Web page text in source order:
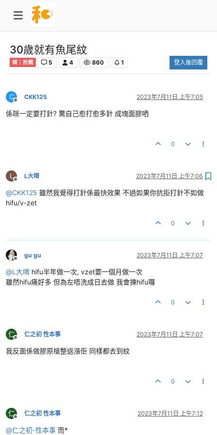
30歲就有魚尾紋
傾｜扮靚 5 4 860 1 登入後回覆
C
離線
CKK125 2023年7月11日 上午7:05
係咪一定要打針? 驚自己愈打愈多針 成塊面膠哂
0
L
離線
L大唷 2023年7月11日 上午7:06
@CKK125 雖然我覺得打針係最快效果 不過如果你抗拒打針不如做
hifu/v-zet
0
離線
gu gu 2023年7月11日 上午7:07
@L大唷 hifu半年做一次, vzet要一個月做一次
雖然hifu痛好多 但為左唔洗成日去做 我會揀hifu囉
0
仁
離線
仁之初 性本事 2023年7月11日 上午7:07
我反面係做膠原槍整返漲佢 同樣都去到紋
0
仁
離線
仁之初 性本事 2023年7月11日 上午7:12
@仁之初-性本事 而*